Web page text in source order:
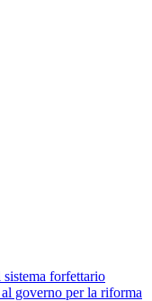
forfettario
governo per la riforma